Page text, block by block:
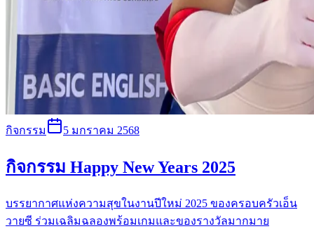
กิจกรรม 5 มกราคม 2568
กิจกรรม Happy New Years 2025
บรรยากาศแห่งความสุขในงานปีใหม่ 2025 ของครอบครัวเอ็น
วายซี ร่วมเฉลิมฉลองพร้อมเกมและของรางวัลมากมาย